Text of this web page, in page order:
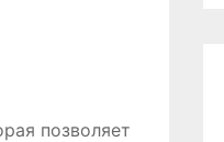
позволяет